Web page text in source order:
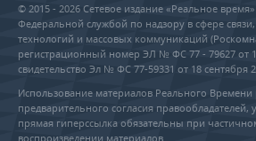
© 2015 - 2026 Сетевое издание «Реальное
Федеральной службой по надзору в сфере
технологий и массовых коммуникаций
регистрационный номер ЭЛ № ФС 77 - 79627 от
свидетельство Эл № ФС 77-59331 от 18 сентября
Использование материалов Реального
предварительного согласия правообладателей,
прямая гиперссылка обязательны при
воспроизведении материалов.